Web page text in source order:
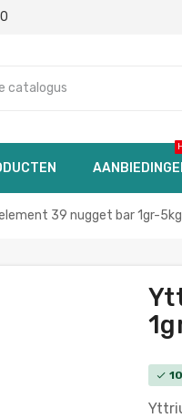
39 nugget bar 1gr-
check